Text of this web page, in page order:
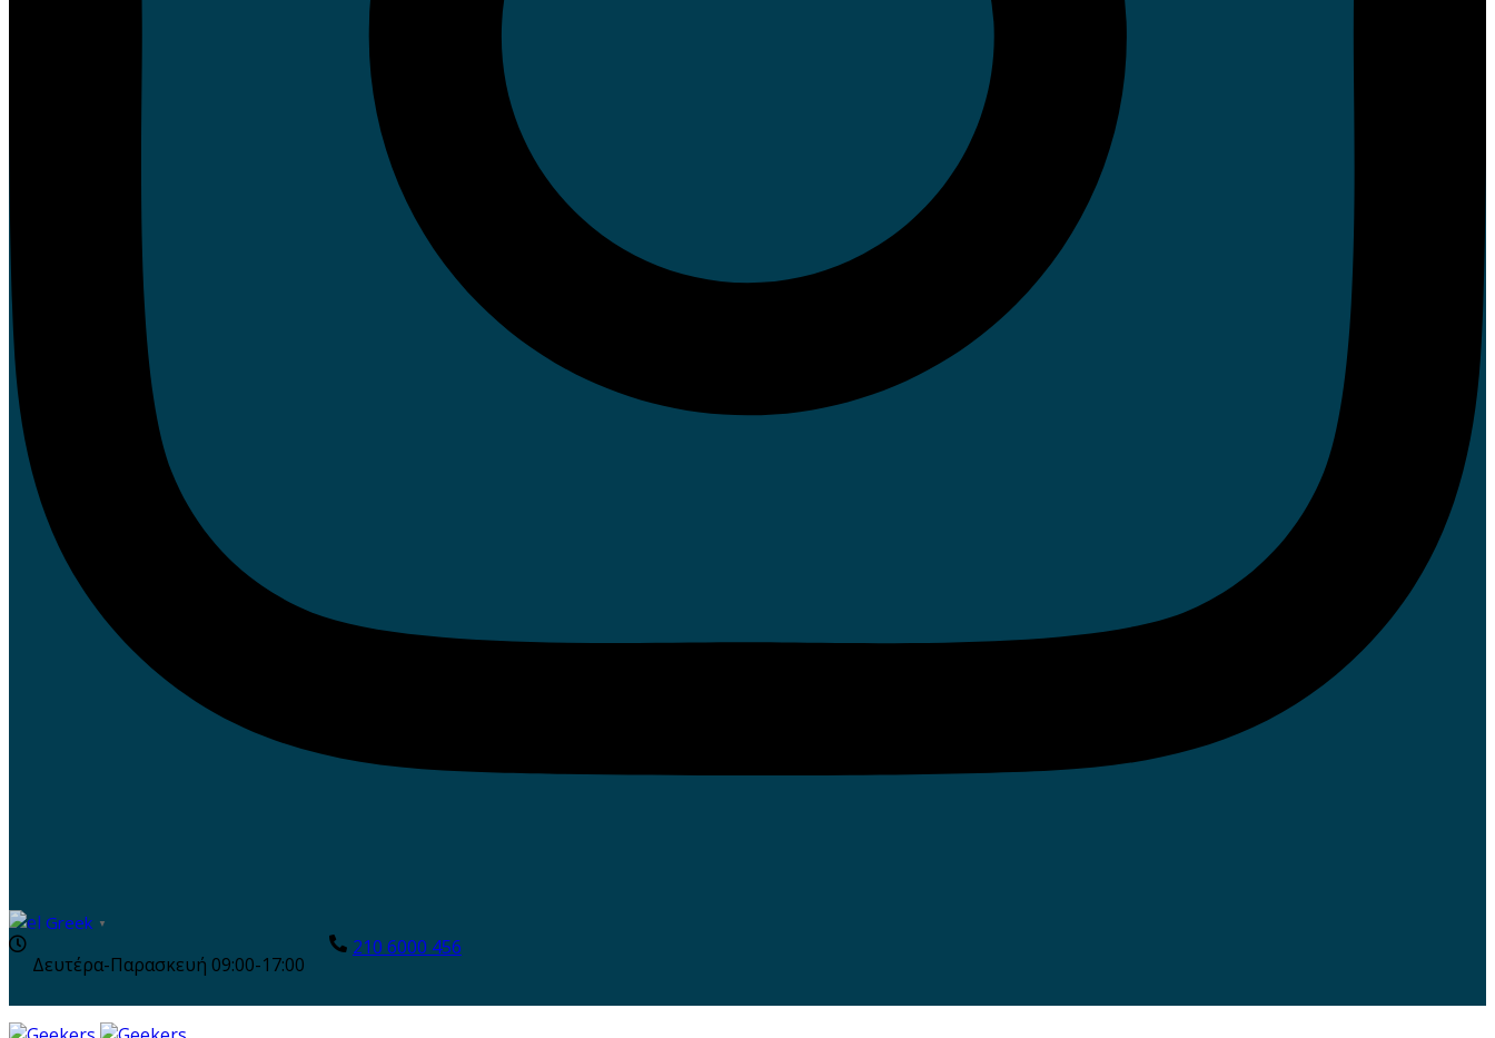
Greek ▼
Δευτέρα-Παρασκευή 09:00-17:00
210 6000 456